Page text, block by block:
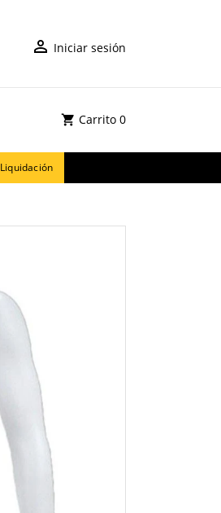
Iniciar sesión
Carrito 0
Liquidación